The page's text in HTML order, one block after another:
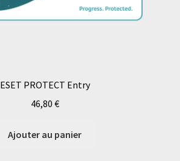
ESET PROTECT Entry
46,80 €
Ajouter au panier